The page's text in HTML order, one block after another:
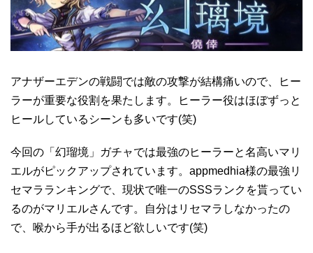
アナザーエデンの戦闘では敵の攻撃が結構痛いので、ヒー
ラーが重要な役割を果たします。ヒーラー役はほぼずっと
ヒールしているシーンも多いです(笑)
今回の「幻瑠境」ガチャでは最強のヒーラーと名高いマリ
エルがピックアップされています。appmedhia様の最強リ
セマラランキングで、現状で唯一のSSSランクを貰ってい
るのがマリエルさんです。自分はリセマラしなかったの
で、喉から手が出るほど欲しいです(笑)